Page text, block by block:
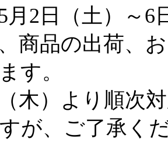
月2日（土）～6
商品の出荷、
す。
木）より順次
が、ご了承く